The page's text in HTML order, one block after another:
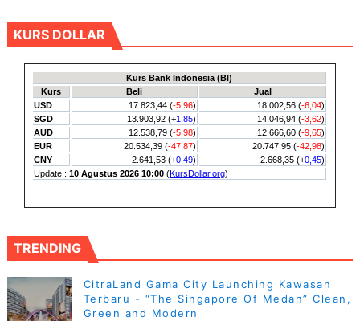
KURS DOLLAR
TRENDING
CitraLand Gama City Launching Kawasan
Terbaru - “The Singapore Of Medan” Clean,
Green and Modern